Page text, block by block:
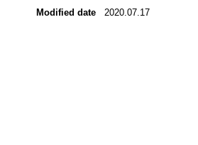
Modified date
2020.07.17